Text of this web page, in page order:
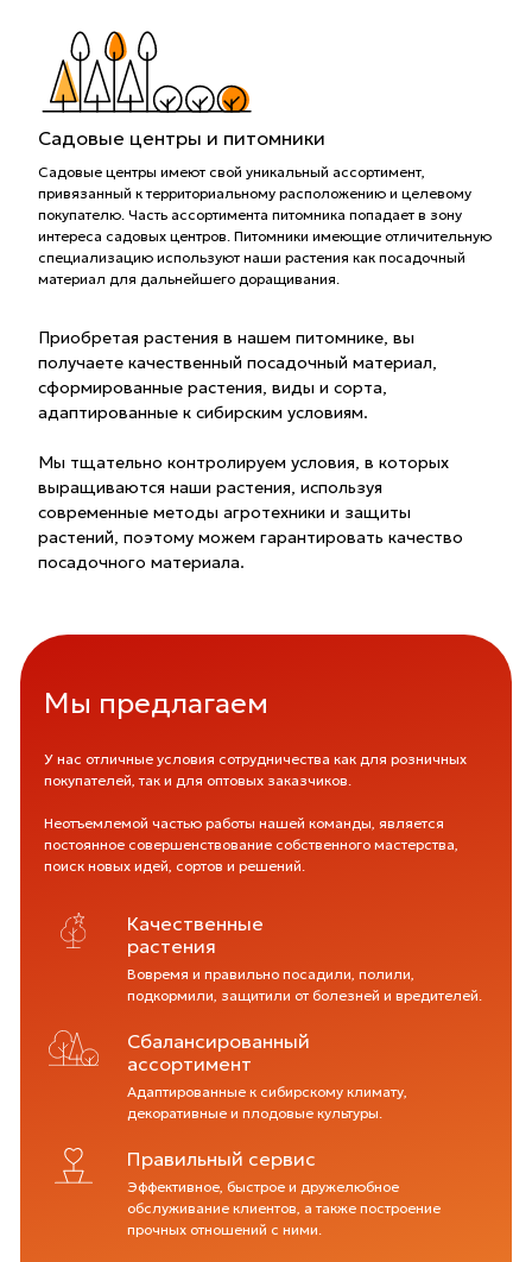
Садовые центры и питомники
Садовые центры имеют свой уникальный ассортимент,
привязанный к территориальному расположению и целевому
покупателю. Часть ассортимента питомника попадает в зону
интереса садовых центров. Питомники имеющие отличительную
специализацию используют наши растения как посадочный
материал для дальнейшего доращивания.
Приобретая растения в нашем питомнике, вы
получаете качественный посадочный материал,
сформированные растения, виды и сорта,
адаптированные к сибирским условиям.
Мы тщательно контролируем условия, в которых
выращиваются наши растения, используя
современные методы агротехники и защиты
растений, поэтому можем гарантировать качество
посадочного материала.
Мы предлагаем
У нас отличные условия сотрудничества как для розничных
покупателей, так и для оптовых заказчиков.
Неотъемлемой частью работы нашей команды, является
постоянное совершенствование собственного мастерства,
поиск новых идей, сортов и решений.
Качественные
растения
Вовремя и правильно посадили, полили,
подкормили, защитили от болезней и вредителей.
Сбалансированный
ассортимент
Адаптированные к сибирскому климату,
декоративные и плодовые культуры.
Правильный сервис
Эффективное, быстрое и дружелюбное
обслуживание клиентов, а также построение
прочных отношений с ними.